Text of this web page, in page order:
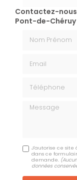
Contactez-
Pont-de-Chéruy
Message
J'autorise ce site
dans ce
demande.
données